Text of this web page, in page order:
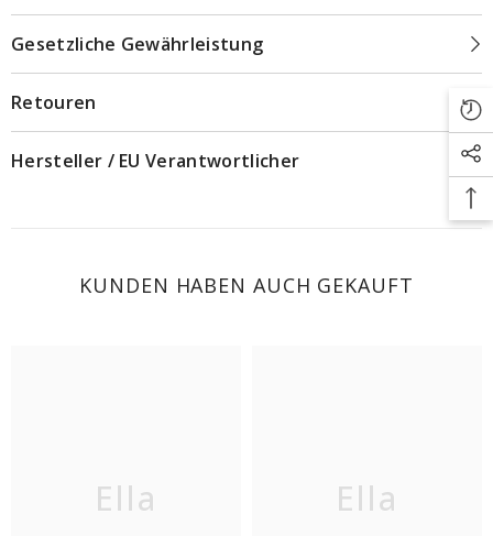
Gesetzliche Gewährleistung
Retouren
Hersteller / EU Verantwortlicher
KUNDEN HABEN AUCH GEKAUFT
Ella Ella